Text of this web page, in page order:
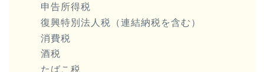
申告所得税
復興特別法人税（連結納税を含む）
消費税
酒税
たばこ税